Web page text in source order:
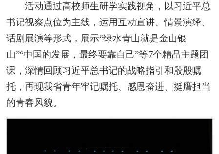
活动通过高校师生研学实践视角，以习近平总
书记视察点位为主线，运用互动宣讲、情景演绎、
话剧展演等形式，展示“绿水青山就是金山银
山”“中国的发展，最终要靠自己”等7个精品主题团
课，深情回顾习近平总书记的战略指引和殷殷嘱
托，再现我省青年牢记嘱托、感恩奋进、挺膺担当
的青春风貌。